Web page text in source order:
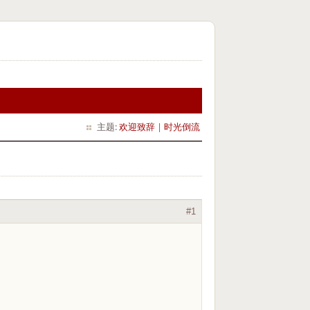
主题:欢迎致辞 | 时光倒流
#1